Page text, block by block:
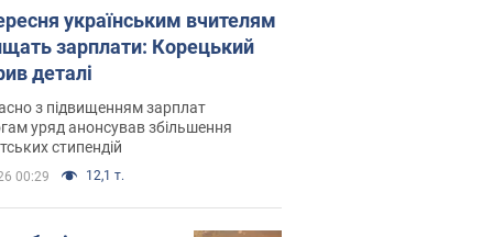
українським вчителям
зарплати: Корецький
деталі
з підвищенням зарплат
уряд анонсував збільшення
стипендій
00:29 12,1 т.